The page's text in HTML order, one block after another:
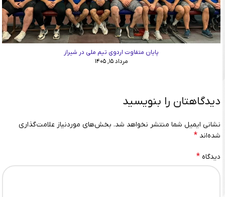
پایان متفاوت اردوی تیم ملی در شیراز
مرداد ۱۵, ۱۴۰۵
دیدگاهتان را بنویسید
نشانی ایمیل شما منتشر نخواهد شد. بخش‌های موردنیاز علامت‌گذاری
شده‌اند *
دیدگاه *